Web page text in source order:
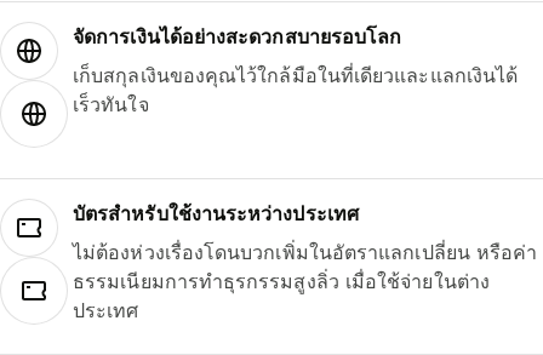
จัดการเงินได้อย่างสะดวกสบายรอบโลก
เก็บสกุลเงินของคุณไว้ใกล้มือในที่เดียวและแลกเงินได้
เร็วทันใจ
บัตรสำหรับใช้งานระหว่างประเทศ
ไม่ต้องห่วงเรื่องโดนบวกเพิ่มในอัตราแลกเปลี่ยน หรือค่า
ธรรมเนียมการทำธุรกรรมสูงลิ่ว เมื่อใช้จ่ายในต่าง
ประเทศ